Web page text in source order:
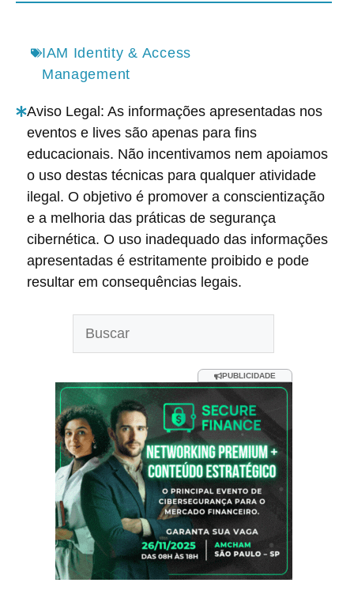
IAM Identity & Access
Management
Aviso Legal: As informações apresentadas nos
eventos e lives são apenas para fins
educacionais. Não incentivamos nem apoiamos
o uso destas técnicas para qualquer atividade
ilegal. O objetivo é promover a conscientização
e a melhoria das práticas de segurança
cibernética. O uso inadequado das informações
apresentadas é estritamente proibido e pode
resultar em consequências legais.
PUBLICIDADE